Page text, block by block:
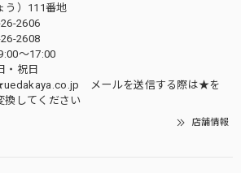
う）111番地
2606
2608
～17:00
・祝日
メールを送信する際は★を
換してください
店舗情報